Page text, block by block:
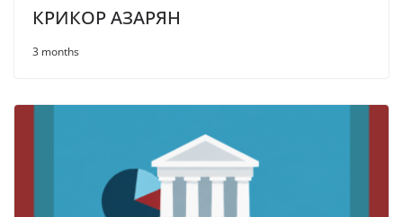
КРИКОР АЗАРЯН
3 months